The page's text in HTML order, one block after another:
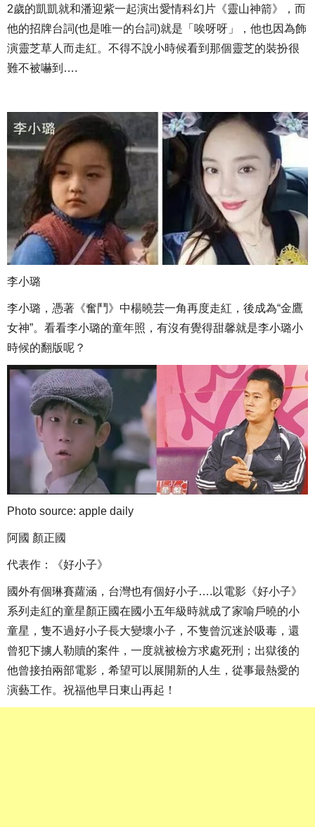
2歲的凱凱就和潘迎紫一起演出愛情科幻片《靈山神箭》，而
他的招牌台詞(也是唯一的台詞)就是「唉呀呀」，他也因為飾
演靈芝草人而走紅。不得不說小時候看到那個靈芝的裝扮很
難不被嚇到….
李小璐
李小璐，憑著《奮鬥》中楊曉芸一角再度走紅，後成為“金鷹
女神”。看看李小璐的童年照，有沒有覺得甜馨就是李小璐小
時候的翻版呢？
Photo source: apple daily
阿國 顏正國
代表作：《好小子》
國外有個琳賽蘿涵，台灣也有個好小子….以電影《好小子》
系列走紅的童星顏正國在國小五年級時就成了家喻戶曉的小
童星，隻不過好小子長大變壞小子，不隻曾沉迷於吸毒，還
曾犯下擄人勒贖的案件，一度就被檢方求處死刑；出獄後的
他曾接拍兩部電影，希望可以展開新的人生，從事最熱愛的
演藝工作。祝福他早日東山再起！